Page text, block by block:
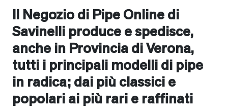
Il Negozio di Pipe Online di
Savinelli produce e spedisce,
anche in Provincia di Verona,
tutti i principali modelli di pipe
in radica; dai più classici e
popolari ai più rari e raffinati